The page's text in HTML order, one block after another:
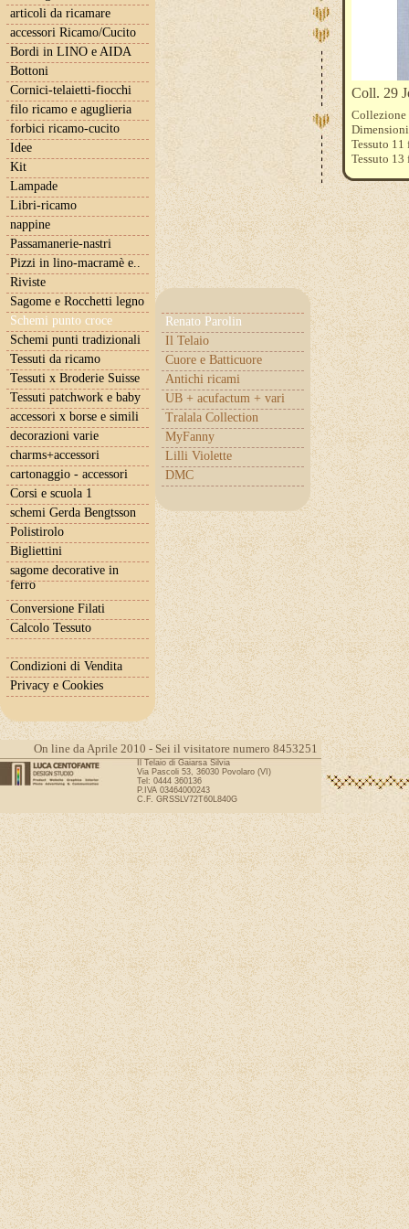
articoli da ricamare
accessori Ricamo/Cucito
Bordi in LINO e AIDA
Bottoni
Cornici-telaietti-fiocchi
filo ricamo e aguglieria
forbici ricamo-cucito
Idee
Kit
Lampade
Libri-ricamo
nappine
Passamanerie-nastri
Pizzi in lino-macramè e..
Riviste
Sagome e Rocchetti legno
Schemi punto croce
Renato Parolin
Il Telaio
Cuore e Batticuore
Antichi ricami
UB + acufactum + vari
Tralala Collection
MyFanny
Lilli Violette
DMC
Schemi punti tradizionali
Tessuti da ricamo
Tessuti x Broderie Suisse
Tessuti patchwork e baby
accessori x borse e simili
decorazioni varie
charms+accessori
cartonaggio - accessori
Corsi e scuola 1
schemi Gerda Bengtsson
Polistirolo
Bigliettini
sagome decorative in
ferro
Conversione Filati
Calcolo Tessuto
Condizioni di Vendita
Privacy e Cookies
Coll. 29
Collezione
Tessuto
Tessuto
Fili DMC e
On line da Aprile 2010 - Sei il visitatore numero 8453251
Il Telaio di Gaiarsa Silvia
Via Pascoli 53, 36030 Povolaro (VI)
Tel: 0444 360136
P.IVA 03464000243
C.F. GRSSLV72T60L840G